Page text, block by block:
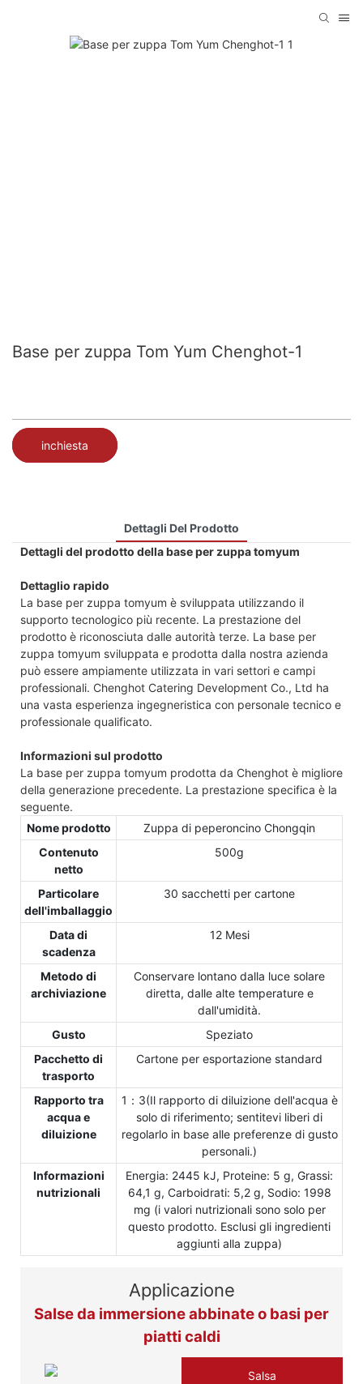
Base per zuppa Tom Yum Chenghot-1
inchiesta
Dettagli Del Prodotto
Dettagli del prodotto della base per zuppa tomyum
Dettaglio rapido
La base per zuppa tomyum è sviluppata utilizzando il
supporto tecnologico più recente. La prestazione del
prodotto è riconosciuta dalle autorità terze. La base per
zuppa tomyum sviluppata e prodotta dalla nostra azienda
può essere ampiamente utilizzata in vari settori e campi
professionali. Chenghot Catering Development Co., Ltd ha
una vasta esperienza ingegneristica con personale tecnico e
professionale qualificato.
Informazioni sul prodotto
La base per zuppa tomyum prodotta da Chenghot è migliore
della generazione precedente. La prestazione specifica è la
seguente.
Nome prodotto
Zuppa di peperoncino Chongqin
Contenuto
netto
500g
Particolare
dell'imballaggio
30 sacchetti per cartone
Data di
scadenza
12 Mesi
Metodo di
archiviazione
Conservare lontano dalla luce solare
diretta, dalle alte temperature e
dall'umidità.
Gusto
Speziato
Pacchetto di
trasporto
Cartone per esportazione standard
Rapporto tra
acqua e
diluizione
1：3(Il rapporto di diluizione dell'acqua è
solo di riferimento; sentitevi liberi di
regolarlo in base alle preferenze di gusto
personali.)
Informazioni
nutrizionali
Energia: 2445 kJ, Proteine: 5 g, Grassi:
64,1 g, Carboidrati: 5,2 g, Sodio: 1998
mg (i valori nutrizionali sono solo per
questo prodotto. Esclusi gli ingredienti
aggiunti alla zuppa)
Applicazione
Salse da immersione abbinate o basi per
piatti caldi
Salsa